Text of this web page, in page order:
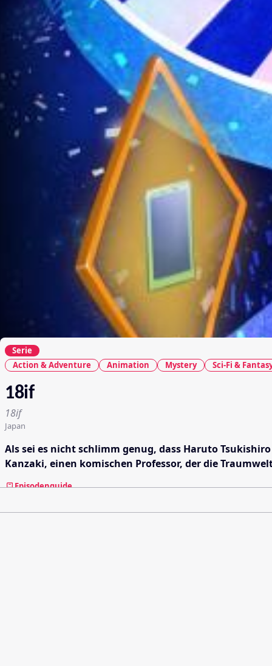
Serie
Action & Adventure
Animation Mystery Sci-Fi &
18if
18if
Japan
Als sei es nicht schlimm genug, dass Haruto
Kanzaki, einen komischen Professor, der die
Episodenguide